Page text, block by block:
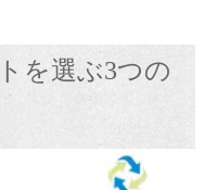
を選ぶ3つの